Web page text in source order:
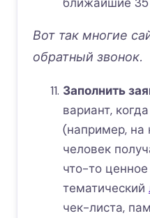
Вот так многие
обратный звонок.
Заполнить
вариант,
(например, на
человек
что-то
тематический
чек-листа,